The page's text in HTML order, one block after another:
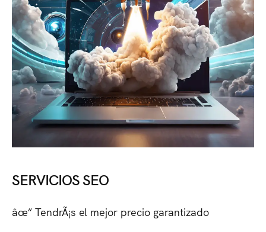
SERVICIOS SEO
âœ“ TendrÃ¡s el mejor precio garantizado